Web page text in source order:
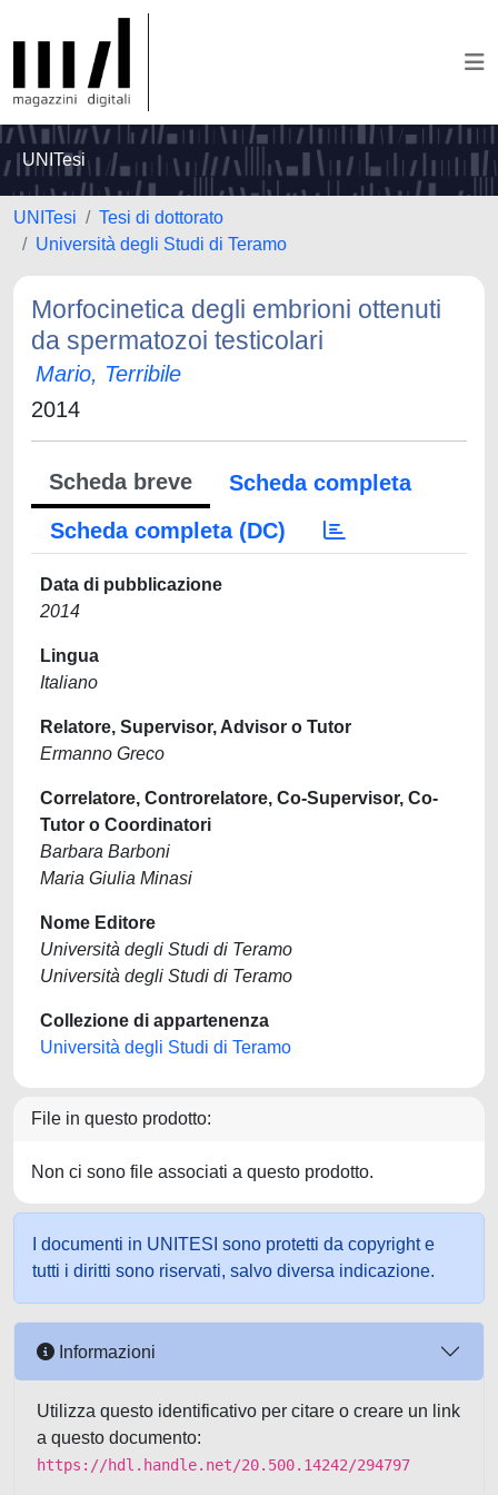
UNITesi
UNITesi
Tesi di dottorato
Università degli Studi di Teramo
Morfocinetica degli embrioni ottenuti
da spermatozoi testicolari
Mario, Terribile
2014
Scheda breve
Scheda completa
Scheda completa (DC)
Data di pubblicazione
2014
Lingua
Italiano
Relatore, Supervisor, Advisor o Tutor
Ermanno Greco
Correlatore, Controrelatore, Co-Supervisor, Co-
Tutor o Coordinatori
Barbara Barboni
Maria Giulia Minasi
Nome Editore
Università degli Studi di Teramo
Università degli Studi di Teramo
Collezione di appartenenza
Università degli Studi di Teramo
File in questo prodotto:
Non ci sono file associati a questo prodotto.
I documenti in UNITESI sono protetti da copyright e
tutti i diritti sono riservati, salvo diversa indicazione.
Informazioni
Utilizza questo identificativo per citare o creare un link
a questo documento:
https://hdl.handle.net/20.500.14242/294797